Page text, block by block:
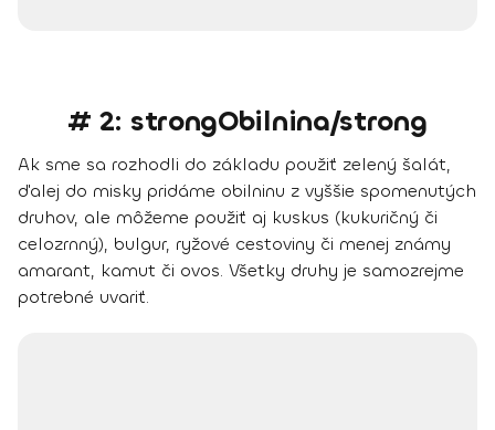
# 2: strongObilnina/strong
Ak sme sa rozhodli do základu použiť zelený šalát,
ďalej do misky pridáme obilninu z vyššie spomenutých
druhov, ale môžeme použiť aj kuskus (kukuričný či
celozrnný), bulgur, ryžové cestoviny či menej známy
amarant, kamut či ovos. Všetky druhy je samozrejme
potrebné uvariť.